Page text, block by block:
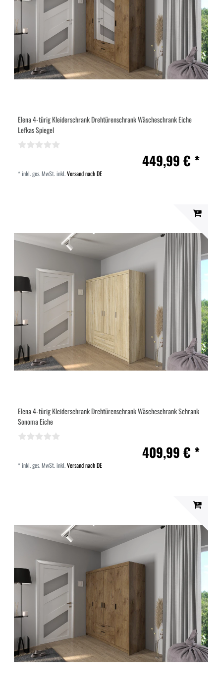
Elena 4-türig Kleiderschrank Drehtürenschrank Wäscheschrank Eiche
Lefkas Spiegel
449,99 € *
*inkl. ges. MwSt.inkl.Versand nach DE
Elena 4-türig Kleiderschrank Drehtürenschrank Wäscheschrank Schrank
Sonoma Eiche
409,99 € *
*inkl. ges. MwSt.inkl.Versand nach DE